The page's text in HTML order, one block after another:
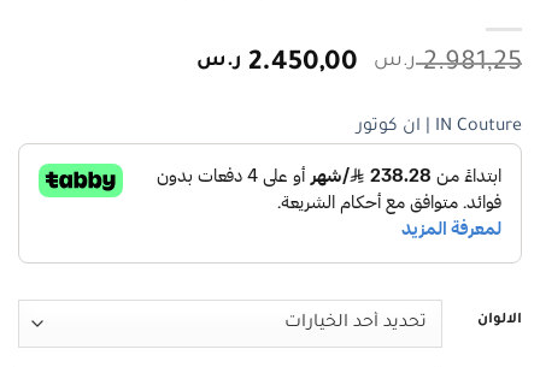
2.981,25 ر.س
السعر
2.981,25 ر.س.
2.450,00 ر.س
2.450,00 ر.س.
IN Couture | ان كوتور
الالوان